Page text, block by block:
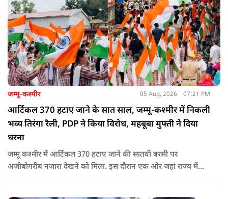
जम्मू-कश्मीर 05 Aug, 2026 07:21 PM
आर्टिकल 370 हटाए जाने के सात साल, जम्मू-कश्मीर में निकली
भव्य तिरंगा रैली, PDP ने किया विरोध, महबूबा मुफ्ती ने दिया
धरना
जम्मू कश्मीर में आर्टिकल 370 हटाए जाने की सातवीं बरसी पर
अजीबोगरीब नजारा देखने को मिला. इस दौरान एक ओर जहां राज्य में